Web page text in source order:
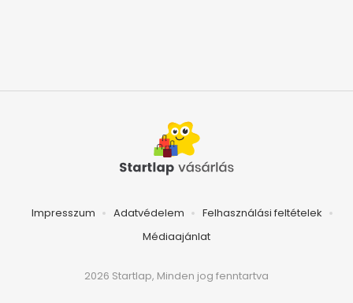
Impresszum Adatvédelem
Felhasználási feltételek
Médiaajánlat
2026 Startlap, Minden jog fenntartva